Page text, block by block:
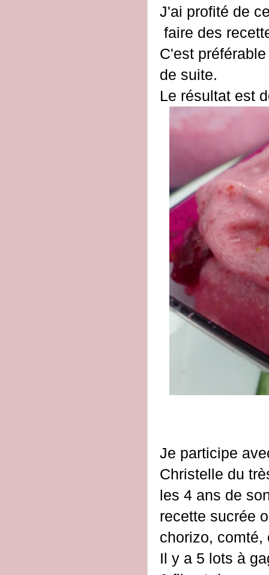
J'ai profité de
faire des
C'est
de suite.
Le résultat est
Je participe
Christelle du
les 4 ans de
recette sucrée
chorizo, comté,
Il y a 5 lots à